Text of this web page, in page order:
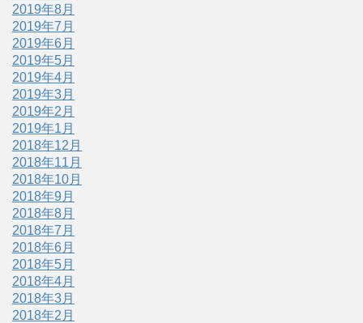
2019年8月
2019年7月
2019年6月
2019年5月
2019年4月
2019年3月
2019年2月
2019年1月
2018年12月
2018年11月
2018年10月
2018年9月
2018年8月
2018年7月
2018年6月
2018年5月
2018年4月
2018年3月
2018年2月